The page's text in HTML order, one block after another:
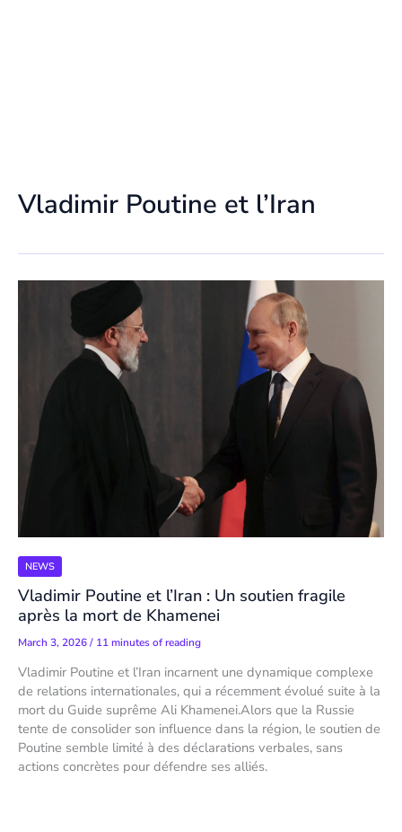
Vladimir Poutine et l’Iran
NEWS
Vladimir Poutine et l’Iran : Un soutien fragile
après la mort de Khamenei
March 3, 2026/ 11 minutes of reading
Vladimir Poutine et l’Iran incarnent une dynamique complexe
de relations internationales, qui a récemment évolué suite à la
mort du Guide suprême Ali Khamenei.Alors que la Russie
tente de consolider son influence dans la région, le soutien de
Poutine semble limité à des déclarations verbales, sans
actions concrètes pour défendre ses alliés.